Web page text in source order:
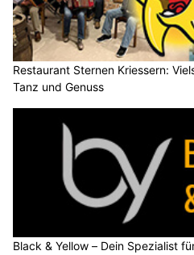
Restaurant Sternen Kriessern:
Tanz und Genuss
Black & Yellow – Dein Spezialist